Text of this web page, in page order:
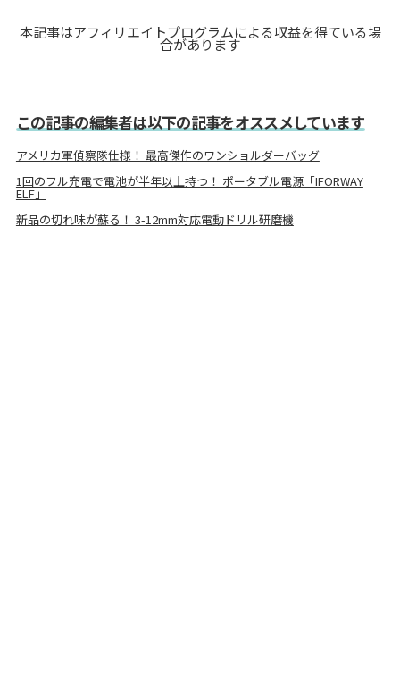
本記事はアフィリエイトプログラムによる収益を得ている場
合があります
この記事の編集者は以下の記事をオススメしています
アメリカ軍偵察隊仕様！ 最高傑作のワンショルダーバッグ
1回のフル充電で電池が半年以上持つ！ ポータブル電源「IFORWAY
ELF」
新品の切れ味が蘇る！ 3-12mm対応電動ドリル研磨機